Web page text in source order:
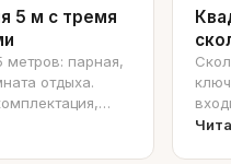
5 м с тремя
метров: парная,
отдыха.